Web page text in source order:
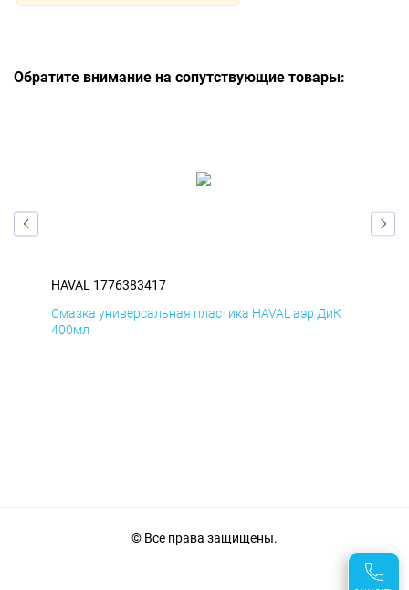
Обратите внимание на сопутствующие товары:
HAVAL 1776383417
Смазка универсальная пластика HAVAL аэр ДиК
400мл
© Все права защищены.